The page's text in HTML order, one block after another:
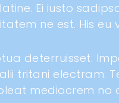
Ei iusto
ne est. His eu
deterruisset.
tritani electram.
mediocrem no